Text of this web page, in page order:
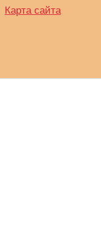
Карта сайта